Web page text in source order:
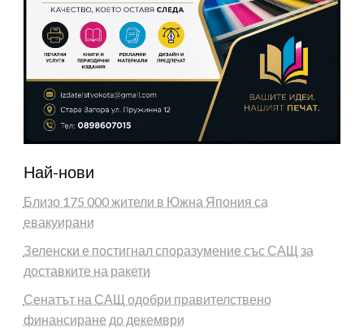
Най-нови
Близо 175 000 жители в Южна Япония са
евакуирани
Зеленски е постигнал споразумение със САЩ за
доставките на ракети
Сенатът на САЩ одобри правителствено
финансиране до декември